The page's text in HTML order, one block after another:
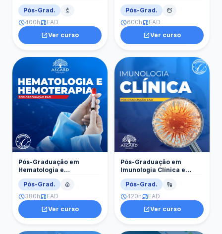
Pós-Grad.
biotech
schedule400hdevicesEAD
open_in_newVer curso
Pós-Grad.
face_retouching_natural
schedule600hdevicesEAD
open_in_newVer curso
Pós-Graduação em
Hematologia e
Hemoterapia
Pós-Grad.
bloodtype
schedule380hdevicesEAD
open_in_newVer curso
Pós-Graduação em
Imunologia Clínica e
Exames Laboratoriais
Pós-Grad.
vaccines
schedule420hdevicesEAD
open_in_newVer curso